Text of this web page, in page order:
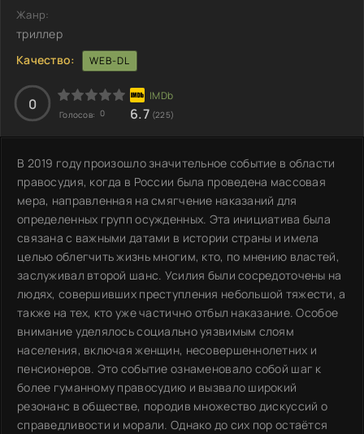
Жанр:
триллер
Качество:
WEB-DL
0
Голосов: 0 6.7 (225)
В 2019 году произошло значительное событие в области
правосудия, когда в России была проведена массовая
мера, направленная на смягчение наказаний для
определенных групп осужденных. Эта инициатива была
связана с важными датами в истории страны и имела
целью облегчить жизнь многим, кто, по мнению властей,
заслуживал второй шанс. Усилия были сосредоточены на
людях, совершивших преступления небольшой тяжести, а
также на тех, кто уже частично отбыл наказание. Особое
внимание уделялось социально уязвимым слоям
населения, включая женщин, несовершеннолетних и
пенсионеров. Это событие ознаменовало собой шаг к
более гуманному правосудию и вызвало широкий
резонанс в обществе, породив множество дискуссий о
справедливости и морали. Однако до сих пор остаётся